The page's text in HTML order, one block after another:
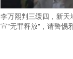
李万熙判三缓四，新天
宣"无罪释放"，请警惕